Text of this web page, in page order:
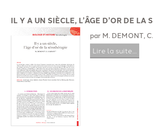
IL Y A UN SIÈCLE, L’ÂGE D’OR DE LA
par M. DEMONT,
Lire la suite...